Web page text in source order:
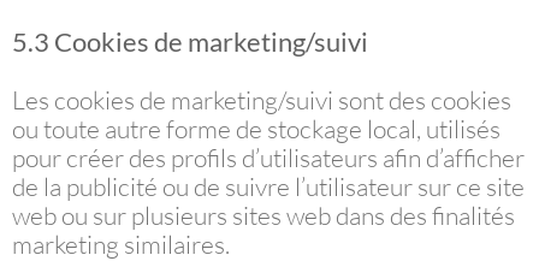
5.3 Cookies de marketing/suivi
Les cookies de marketing/suivi sont des cookies
ou toute autre forme de stockage local, utilisés
pour créer des profils d’utilisateurs afin d’afficher
de la publicité ou de suivre l’utilisateur sur ce site
web ou sur plusieurs sites web dans des finalités
marketing similaires.